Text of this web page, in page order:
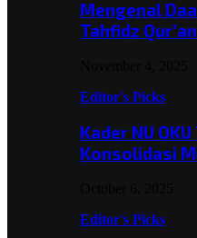
Mengenal
Tahfidz
Editor's Picks
Kader NU
Konsolidasi
Editor's Picks